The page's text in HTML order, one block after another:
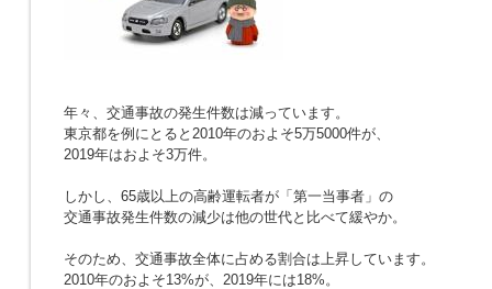
年々、交通事故の発生件数は減っています。
東京都を例にとると2010年のおよそ5万5000件が、
2019年はおよそ3万件。
しかし、65歳以上の高齢運転者が「第一当事者」の
交通事故発生件数の減少は他の世代と比べて緩やか。
そのため、交通事故全体に占める割合は上昇しています。
2010年のおよそ13%が、2019年には18%。